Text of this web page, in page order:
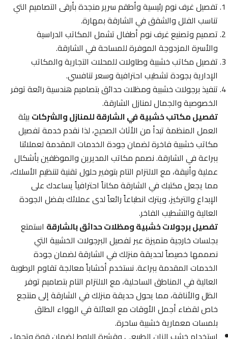
تفصيل غرف نوم رئيسية وأطقم سرير منجدة بأرقى التصاميم التي
تناسب الفلل والشقق في الشارقة بمهارة.
تصميم وتصنيع غرف نوم أطفال تشمل المكاتب الدراسية
والأسرة المزدوجة الموفرة للمساحة في الشارقة.
تفصيل مكاتب خشبية وطاولات للمحلات التجارية والمكاتب
الإدارية بجودة تشطيب احترافية وسعر تنافسي.
تنفيذ برجولات خشبية ومظلات حدائق بتصاميم هندسية رائعة توفر
الخصوصية والجمال لمنازل الشارقة.
تفصيل مكاتب خشبية في الشارقة للمنازل والشركاتبيئة
العمل المنظمة تبدأ من الأثاث الصحيح، لذا نقدم خدمة تفصيل
مكاتب خشبية فاخرة لضمان جودة الخدمات المقدمة لعملائنا
ببراعة في الشارقة. نصمم مكاتب المديرين والموظفين بأشكال
عملية وأنيقة، مع الالتزام التام بتوفير حلول تقنية لتنظيم الأسلاك،
مما يجعل مكتبك في الشارقة مكاناً احترافياً يساعدك على
الإبداع والتركيز، ويترك انطباعاً رائعاً لدى عملائك بفضل الجودة
العالية والتشطيب الفاخر.
تفصيل برجولات خشبية ومظلات حدائق بالشارقةاستمتع
بجلسات خارجية متميزة عبر تفصيل البرجولات الخشبية التي
نصممها خصيصاً لحديقة منزلك في الشارقة لضمان جودة
الخدمات المقدمة ببراعة. نستخدم أخشاباً معالجة تقاوم الرطوبة
العالية في المناطق الساحلية، مع الالتزام التام بتصاميم توفر
الظل والأناقة، مما يحول حديقة منزلك في الشارقة إلى منتجع
خاص لقضاء أجمل الأوقات مع العائلة في الهواء الطلق
بلمسات معمارية خشبية ساحرة.